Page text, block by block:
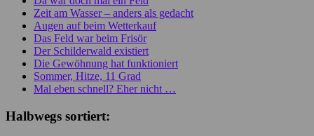
Zeit am Wasser – anders als gedacht
Augen auf beim Wetterkauf
Das Feld war beim Frisör
Der Schilderwald existiert
Die Gewöhnung hat funktioniert
Sommer, Hitze, 11 Grad
Mal eben schnell? Eher nicht …
Halbwegs sortiert: